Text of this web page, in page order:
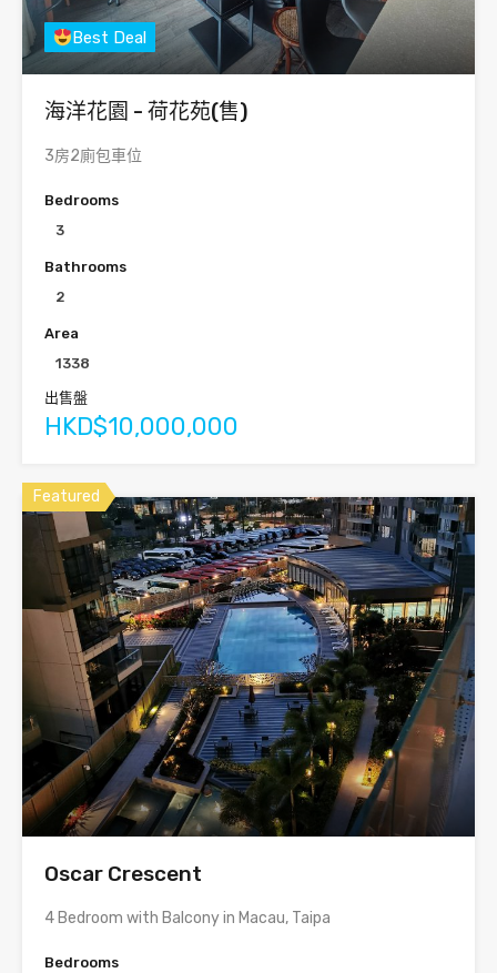
Best Deal
海洋花園 - 荷花苑(售)
3房2廁包車位
Bedrooms
3
Bathrooms
2
Area
1338
出售盤
HKD$10,000,000
Featured
Oscar Crescent
4 Bedroom with Balcony in Macau, Taipa
Bedrooms